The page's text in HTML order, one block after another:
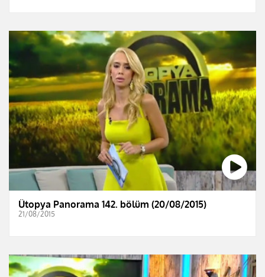
Ütopya Panorama 142. bölüm (20/08/2015)
21/08/2015